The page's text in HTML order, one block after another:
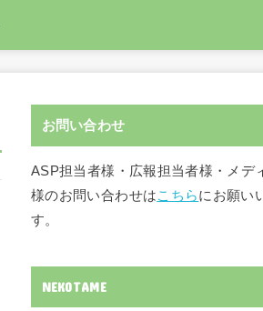
お問い合わせ
ASP担当者様・広報担当者様・メデ
様のお問い合わせはこちらにお願い
す。
NEKOTAME